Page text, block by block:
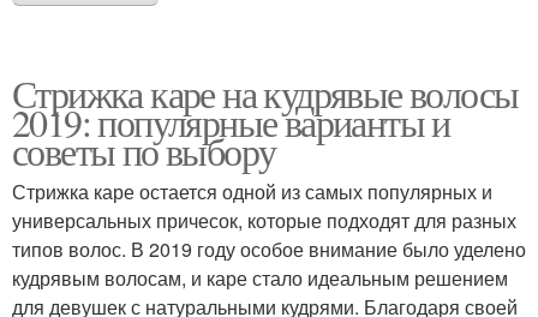
Стрижка каре на кудрявые волосы
2019: популярные варианты и
советы по выбору
Стрижка каре остается одной из самых популярных и
универсальных причесок, которые подходят для разных
типов волос. В 2019 году особое внимание было уделено
кудрявым волосам, и каре стало идеальным решением
для девушек с натуральными кудрями. Благодаря своей